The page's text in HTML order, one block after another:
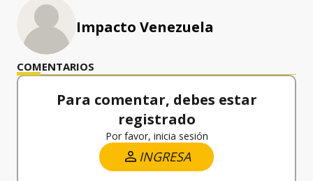
Impacto Venezuela
COMENTARIOS
Para comentar, debes estar
registrado
Por favor, inicia sesión
INGRESA